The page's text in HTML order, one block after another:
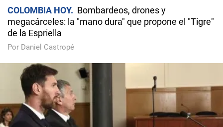
COLOMBIA HOY
Bombardeos, drones y
megacárceles: la "mano dura" que propone el "Tigre"
de la Espriella
Por Daniel Castropé